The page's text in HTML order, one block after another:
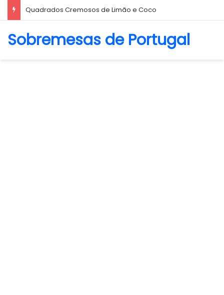
Biscoito Amanteigado
Sobremesas de Portugal